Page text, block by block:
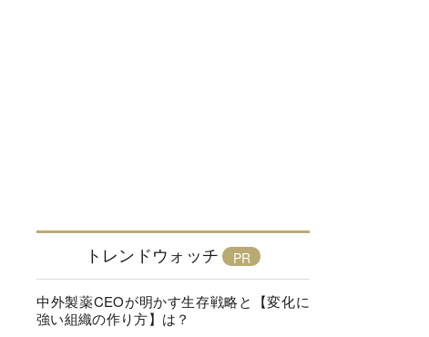
トレンドウォッチ
中外製薬CEOが明かす生存戦略と【変化に
強い組織の作り方】は？